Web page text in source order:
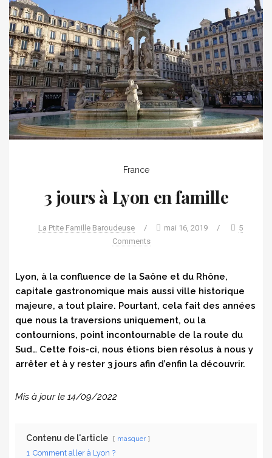
France
3 jours à Lyon en famille
La Ptite Famille Baroudeuse / mai 16, 2019 /
5
Comments
Lyon, à la confluence de la Saône et du Rhône,
capitale gastronomique mais aussi ville historique
majeure, a tout plaire. Pourtant, cela fait des années
que nous la traversions uniquement, ou la
contournions, point incontournable de la route du
Sud… Cette fois-ci, nous étions bien résolus à nous y
arrêter et à y rester 3 jours afin d’enfin la découvrir.
Mis à jour le 14/09/2022
Contenu de l'article masquer
1 Comment aller à Lyon ?